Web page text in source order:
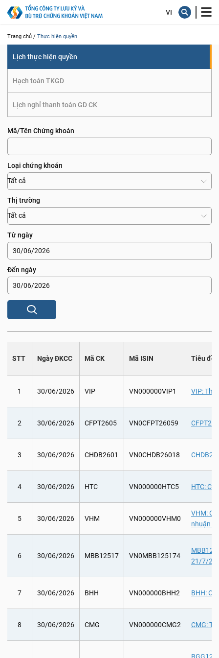
Trang chủ / Thực hiện quyền
Lịch thực hiện quyền
Hạch toán TKGD
Lịch nghỉ thanh toán GD CK
Mã/Tên Chứng khoán
Loại chứng khoán
Tất cả
Thị trường
Tất cả
Từ ngày
Đến ngày
STT Ngày ĐKCC Mã CK Mã ISIN Tiêu đề
1 30/06/2026 VIP VN000000VIP1 VIP:
2 30/06/2026 CFPT2605 VN0CFPT26059
3 30/06/2026 CHDB2601 VN0CHDB26018
4 30/06/2026 HTC VN000000HTC5 HTC:
5 30/06/2026 VHM VN000000VHM0
VHM:
nhuận
6 30/06/2026 MBB12517 VN0MBB125174
21/7/
7 30/06/2026 BHH VN000000BHH2 BHH:
8 30/06/2026 CMG VN000000CMG2 CMG: